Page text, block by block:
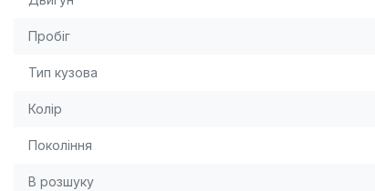
Пробіг
Тип кузова
Колір
Покоління
В розшуку